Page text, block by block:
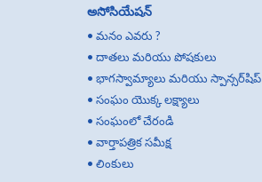
అసోసియేషన్
• మనం ఎవరు ?
• దాతలు మరియు పోషకులు
• భాగస్వామ్యాలు మరియు స్పాన్సర్‌షిప్
• సంఘం యొక్క లక్ష్యాలు
• సంఘంలో చేరండి
• వార్తాపత్రిక సమీక్ష
• లింకులు